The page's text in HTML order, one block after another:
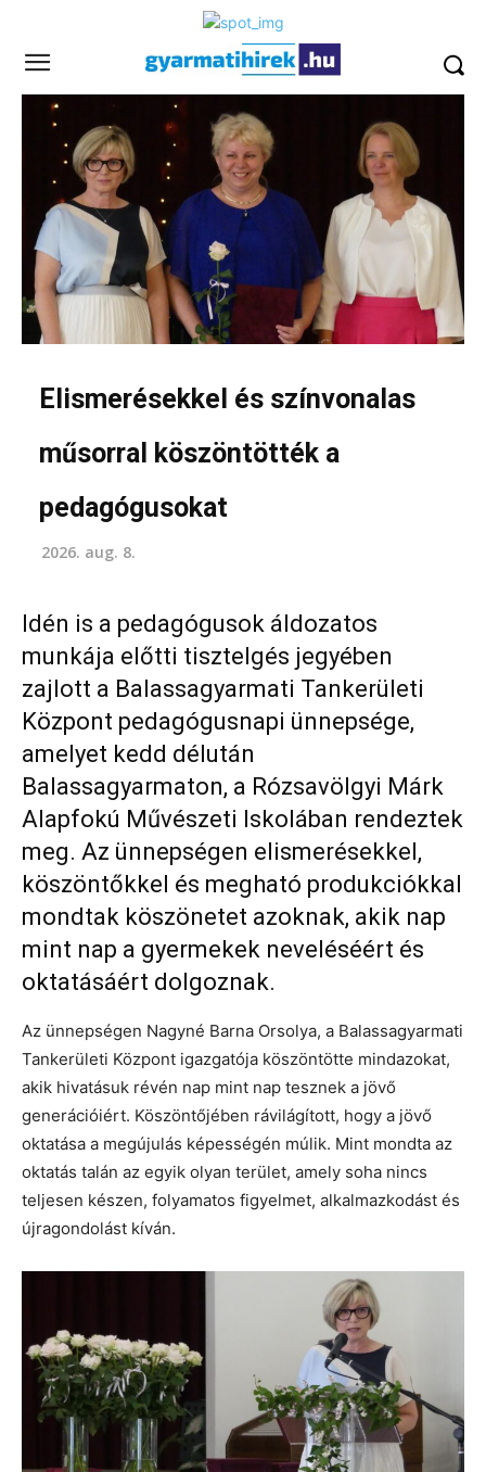
Elismerésekkel és színvonalas
műsorral köszöntötték a
pedagógusokat
2026. aug. 8.
Idén is a pedagógusok áldozatos
munkája előtti tisztelgés jegyében
zajlott a Balassagyarmati Tankerületi
Központ pedagógusnapi ünnepsége,
amelyet kedd délután
Balassagyarmaton, a Rózsavölgyi Márk
Alapfokú Művészeti Iskolában rendeztek
meg. Az ünnepségen elismerésekkel,
köszöntőkkel és megható produkciókkal
mondtak köszönetet azoknak, akik nap
mint nap a gyermekek neveléséért és
oktatásáért dolgoznak.
Az ünnepségen Nagyné Barna Orsolya, a Balassagyarmati
Tankerületi Központ igazgatója köszöntötte mindazokat,
akik hivatásuk révén nap mint nap tesznek a jövő
generációiért. Köszöntőjében rávilágított, hogy a jövő
oktatása a megújulás képességén múlik. Mint mondta az
oktatás talán az egyik olyan terület, amely soha nincs
teljesen készen, folyamatos figyelmet, alkalmazkodást és
újragondolást kíván.